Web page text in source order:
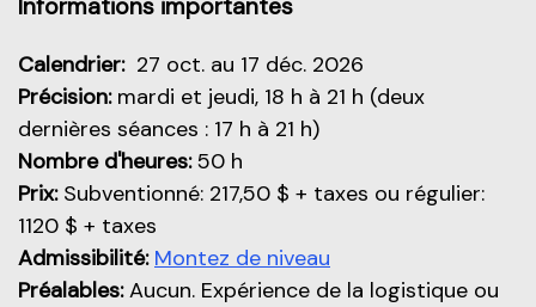
Informations importantes
Calendrier: 27 oct. au 17 déc. 2026
Précision:mardi et jeudi, 18 h à 21 h (deux
dernières séances : 17 h à 21 h)
Nombre d'heures:50 h
Prix: Subventionné: 217,50 $ + taxes ou régulier:
1120 $ + taxes
Admissibilité: Montez de niveau
Préalables:Aucun. Expérience de la logistique ou